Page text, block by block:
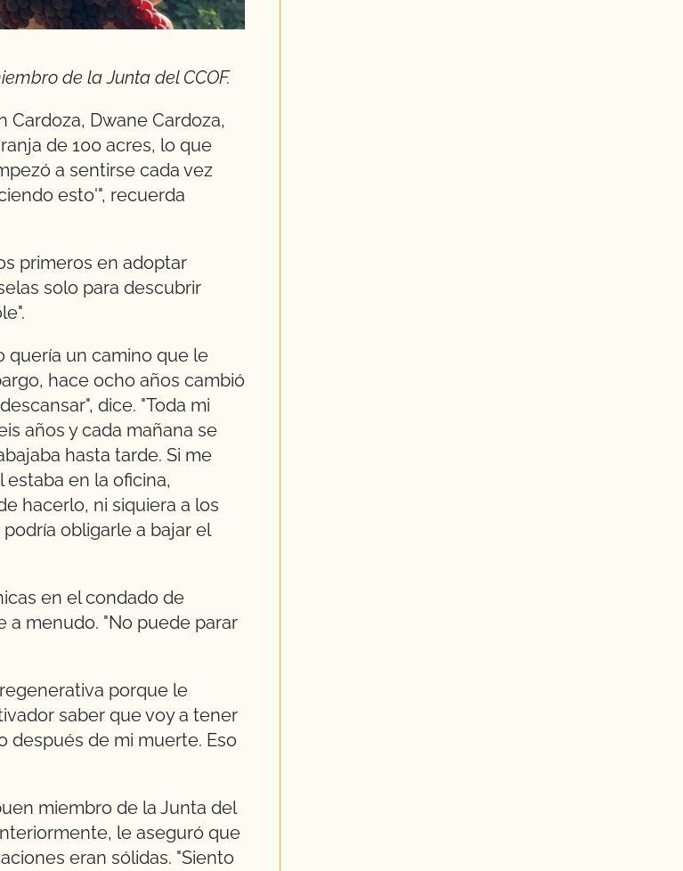
de la Junta del CCOF.
Cardoza, Dwane Cardoza,
de 100 acres, lo que
a sentirse cada vez
esto'", recuerda
primeros en adoptar
solo para descubrir
quería un camino que le
hace ocho años cambió
dice. "Toda mi
años y cada mañana se
hasta tarde. Si me
en la oficina,
hacerlo, ni siquiera a los
obligarle a bajar el
en el condado de
a menudo. "No puede parar
porque le
saber que voy a tener
después de mi muerte. Eso
miembro de la Junta del
le aseguró que
eran sólidas. "Siento